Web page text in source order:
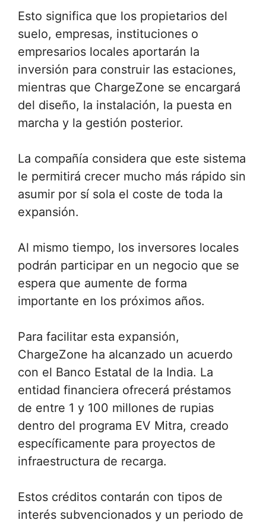
Esto significa que los propietarios del
suelo, empresas, instituciones o
empresarios locales aportarán la
inversión para construir las estaciones,
mientras que ChargeZone se encargará
del diseño, la instalación, la puesta en
marcha y la gestión posterior.
La compañía considera que este sistema
le permitirá crecer mucho más rápido sin
asumir por sí sola el coste de toda la
expansión.
Al mismo tiempo, los inversores locales
podrán participar en un negocio que se
espera que aumente de forma
importante en los próximos años.
Para facilitar esta expansión,
ChargeZone ha alcanzado un acuerdo
con el Banco Estatal de la India. La
entidad financiera ofrecerá préstamos
de entre 1 y 100 millones de rupias
dentro del programa EV Mitra, creado
específicamente para proyectos de
infraestructura de recarga.
Estos créditos contarán con tipos de
interés subvencionados y un periodo de